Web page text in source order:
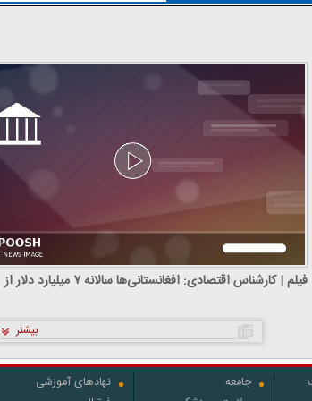
فیلم | کارشناس اقتصادی: افغانستانی‌ها سالانه ۷ میلیارد دلار از
بیشتر
جامعه
نهادهای آموزشی